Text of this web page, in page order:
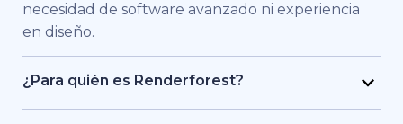
necesidad de software avanzado ni experiencia
en diseño.
¿Para quién es Renderforest?
Renderforest está pensado para personas y